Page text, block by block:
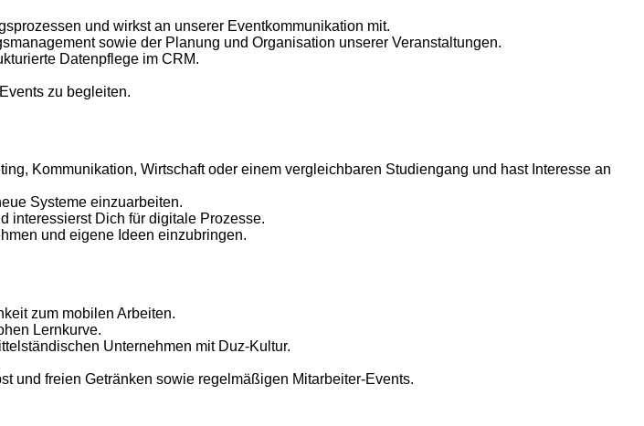
und wirkst an unserer Eventkommunikation mit.
sowie der Planung und Organisation unserer Veranstaltungen.
Datenpflege im CRM.
zu begleiten.
Kommunikation, Wirtschaft oder einem vergleichbaren Studiengang und hast Interesse an
Systeme einzuarbeiten.
interessierst Dich für digitale Prozesse.
und eigene Ideen einzubringen.
zum mobilen Arbeiten.
Lernkurve.
Unternehmen mit Duz-Kultur.
und freien Getränken sowie regelmäßigen Mitarbeiter-Events.